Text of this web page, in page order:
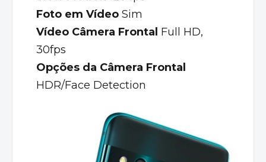
Foto em Vídeo Sim
Vídeo Câmera Frontal Full HD,
30fps
Opções da Câmera Frontal
HDR/Face Detection